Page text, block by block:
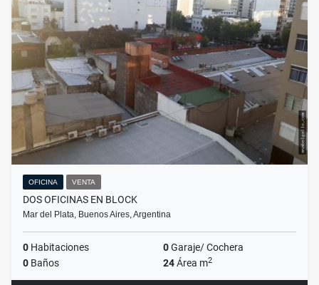
OFICINA VENTA
DOS OFICINAS EN BLOCK
Mar del Plata, Buenos Aires, Argentina
0 Habitaciones 0Garaje/ Cochera
0 Baños 24Área m2